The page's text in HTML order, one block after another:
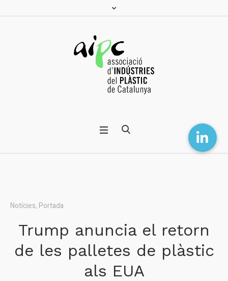
Notícies, Portada
Trump anuncia el retorn
de les palletes de plàstic
als EUA